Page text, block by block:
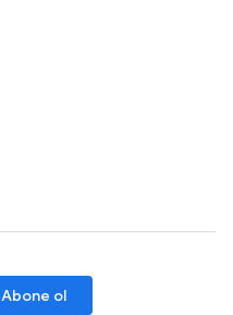
Abone ol